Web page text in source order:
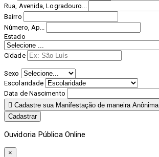
Rua, Avenida, Logradouro...
Bairro
Número, Ap...
Estado
Cidade
Sexo
Escolaridade
Data de Nascimento
Cadastre sua Manifestação de maneira Anônima
Cadastrar
Ouvidoria Pública Online
×